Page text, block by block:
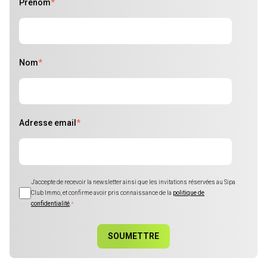
Prénom*
Nom*
Adresse email *
J'accepte de recevoir la newsletter ainsi que les invitations réservées au Sipa
Club Immo, et confirme avoir pris connaissance de la politique de
confidentialité*